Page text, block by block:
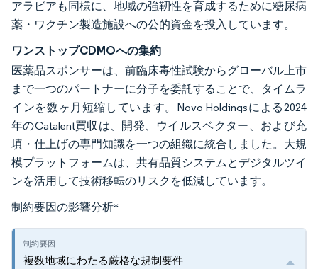
アラビアも同様に、地域の強靭性を育成するために糖尿病
薬・ワクチン製造施設への公的資金を投入しています。
ワンストップCDMOへの集約
医薬品スポンサーは、前臨床毒性試験からグローバル上市
まで一つのパートナーに分子を委託することで、タイムラ
インを数ヶ月短縮しています。Novo Holdingsによる2024
年のCatalent買収は、開発、ウイルスベクター、および充
填・仕上げの専門知識を一つの組織に統合しました。大規
模プラットフォームは、共有品質システムとデジタルツイ
ンを活用して技術移転のリスクを低減しています。
制約要因の影響分析*
複数地域にわたる厳格な規制要件